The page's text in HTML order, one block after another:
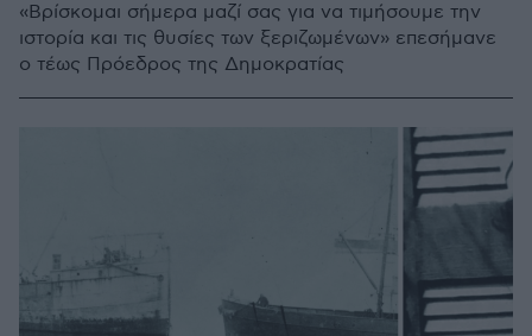
«Βρίσκομαι σήμερα μαζί σας για να τιμήσουμε την
ιστορία και τις θυσίες των ξεριζωμένων» επεσήμανε
ο τέως Πρόεδρος της Δημοκρατίας